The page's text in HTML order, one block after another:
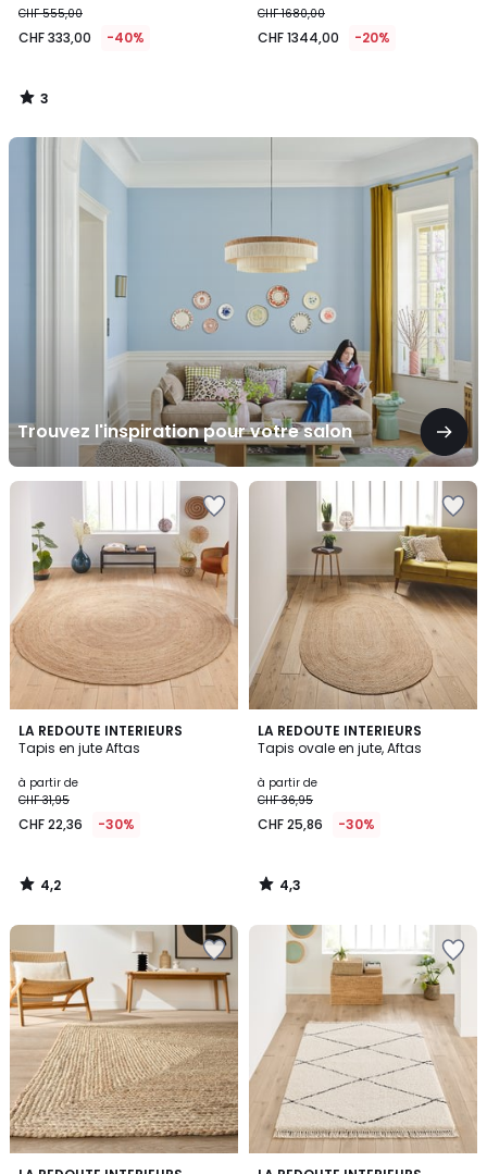
CHF 555,00
CHF 333,00 -40%
3
/
CHF 1680,00
CHF 1344,00 -20%
Trouvez l'inspiration pour votre salon
Trouvez
LA REDOUTE INTERIEURS
Tapis en jute Aftas
à partir de
CHF 31,95
CHF 22,36 -30%
4,2
/ 5
4,2
/
LA REDOUTE INTERIEURS
Tapis ovale en jute, Aftas
à partir de
CHF 36,95
CHF 25,86 -30%
4,3
/ 5
4,3
/